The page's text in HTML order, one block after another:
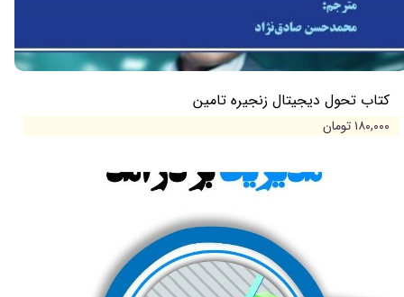
کتاب تحول دیجیتال زنجیره‌ تامین
۱۸۰,۰۰۰ تومان